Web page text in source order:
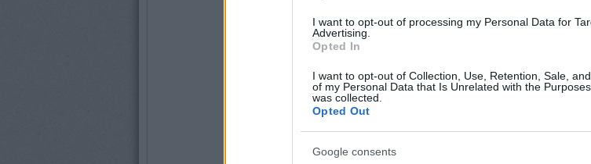
I want to opt-out of processing my Personal Data for
Advertising.
Opted In
I want to opt-out of Collection, Use, Retention, Sale,
of my Personal Data that Is Unrelated with the
was collected.
Opted Out
Google consents